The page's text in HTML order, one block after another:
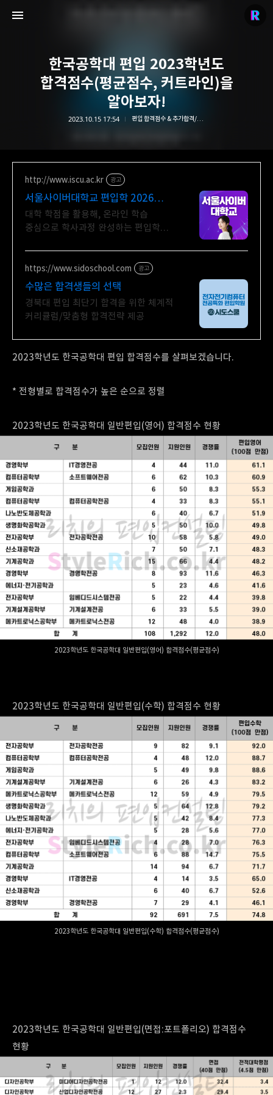
한국공학대 편입 2023학년도
합격점수(평균점수, 커트라인)을
알아보자!
2023.10.15 17:54 편입 합격점수 & 추가합격/2023학년도 합격점수 & 추가합격
http://www.iscu.ac.kr 광고
서울사이버대학교 편입학 2026
가을학기 신편입생
대학 학점을 활용해, 온라인 학습
중심으로 학사과정 완성하는 편입학
https://www.sidoschool.com 광고
수많은 합격생들의 선택
경북대 편입 최단기 합격을 위한 체계적
커리큘럼/맞춤형 합격전략 제공
2023학년도 한국공학대 편입 합격점수를 살펴보겠습니다.
* 전형별로 합격점수가 높은 순으로 정렬
2023학년도 한국공학대 일반편입(영어) 합격점수 현황
2023학년도 한국공학대 일반편입(영어) 합격점수(평균점수)
2023학년도 한국공학대 일반편입(수학) 합격점수 현황
2023학년도 한국공학대 일반편입(수학) 합격점수(평균점수)
2023학년도 한국공학대 일반편입(면접:포트폴리오) 합격점수
현황
stylerich.co.kr